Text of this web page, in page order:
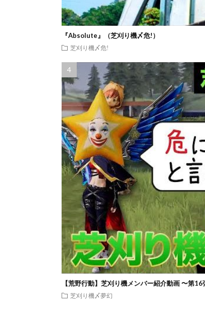
『Absolute』（芝刈り機〆危!）
芝刈り機〆危!
【荒野行動】芝刈り機メンバー紹介動画 〜第16
芝刈り機〆夢幻